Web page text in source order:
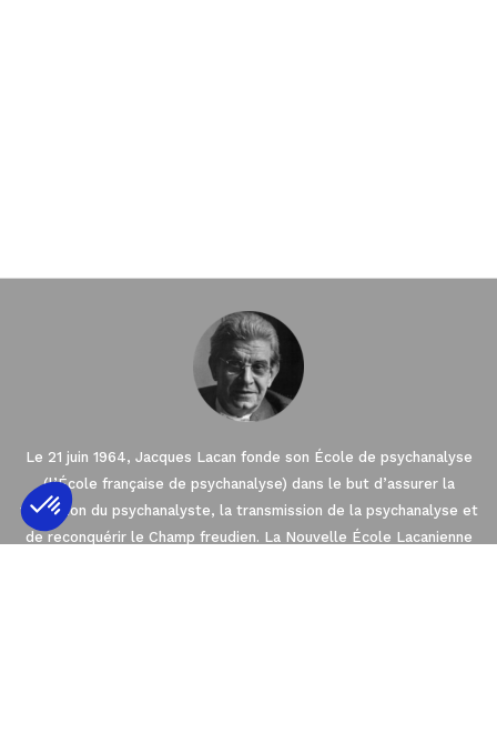
Le 21 juin 1964, Jacques Lacan fonde son École de psychanalyse
(l’École française de psychanalyse) dans le but d’assurer la
formation du psychanalyste, la transmission de la psychanalyse et
de reconquérir le Champ freudien. La Nouvelle École Lacanienne